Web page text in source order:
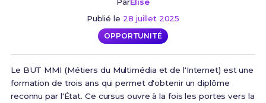
Publié le 28 juillet 2025
OPPORTUNITÉ
Le BUT MMI (Métiers du Multimédia et de l'Internet) est une
formation de trois ans qui permet d'obtenir un diplôme
reconnu par l'État. Ce cursus ouvre à la fois les portes vers la